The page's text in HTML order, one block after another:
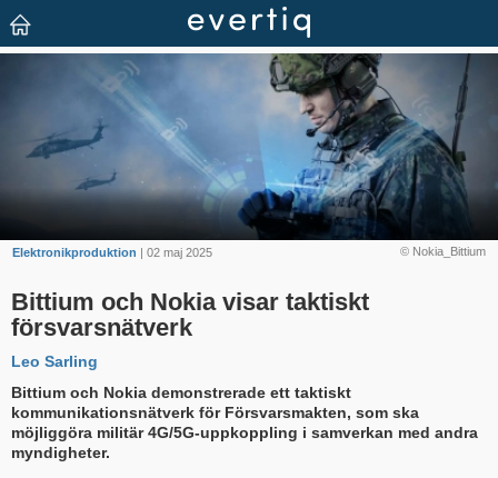
© Nokia_Bittium
Elektronikproduktion | 02 maj 2025
Bittium och Nokia visar taktiskt
försvarsnätverk
Leo Sarling
Bittium och Nokia demonstrerade ett taktiskt
kommunikationsnätverk för Försvarsmakten, som ska
möjliggöra militär 4G/5G-uppkoppling i samverkan med andra
myndigheter.